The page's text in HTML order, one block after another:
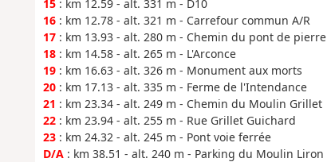
15: km 12.59 - alt. 331 m - D10
16: km 12.78 - alt. 321 m - Carrefour commun A/R
17: km 13.93 - alt. 280 m - Chemin du pont de pierre
18: km 14.58 - alt. 265 m - L'Arconce
19: km 16.63 - alt. 326 m - Monument aux morts
20: km 17.13 - alt. 335 m - Ferme de l'Intendance
21 : km 23.34 - alt. 249 m - Chemin du Moulin Grillet
22: km 23.94 - alt. 255 m - Rue Grillet Guichard
23: km 24.32 - alt. 245 m - Pont voie ferrée
D/A: km 38.51 - alt. 240 m - Parking du Moulin Liron